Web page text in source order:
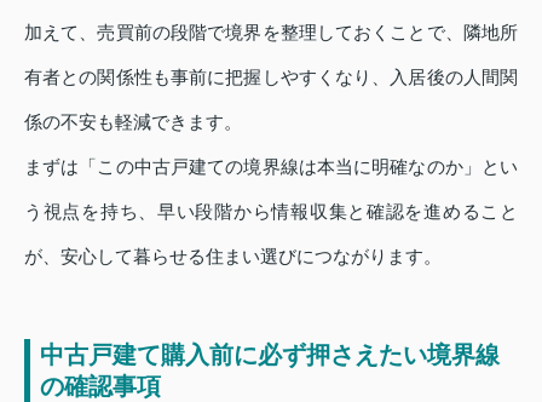
加えて、売買前の段階で境界を整理しておくことで、隣地所
有者との関係性も事前に把握しやすくなり、入居後の人間関
係の不安も軽減できます。
まずは「この中古戸建ての境界線は本当に明確なのか」とい
う視点を持ち、早い段階から情報収集と確認を進めること
が、安心して暮らせる住まい選びにつながります。
中古戸建て購入前に必ず押さえたい境界線
の確認事項